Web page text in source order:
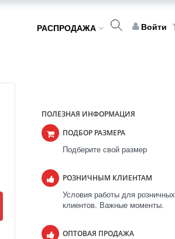
РАСПРОДАЖА Войти
ПОЛЕЗНАЯ ИНФОРМАЦИЯ
ПОДБОР РАЗМЕРА
Подберите свой размер
РОЗНИЧНЫМ КЛИЕНТАМ
Условия работы для розничных
клиентов. Важные моменты.
ОПТОВАЯ ПРОДАЖА